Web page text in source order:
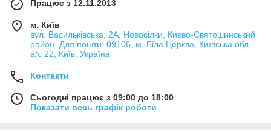
Працює з 12.11.2013
м. Київ
вул. Васильківська, 2А, Новосілки, Києво-Святошинський
район. Для пошти: 09106, м. Біла Церква, Київська обл,
а/с 22, Київ, Україна
Контакти
Сьогодні працює з 09:00 до 18:00
Показати весь графік роботи